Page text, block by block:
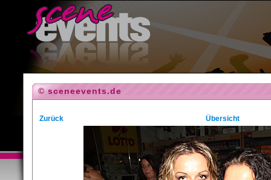
© sceneevents.de
Zurück Übersicht